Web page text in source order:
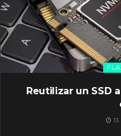
Reutilizar un SSD